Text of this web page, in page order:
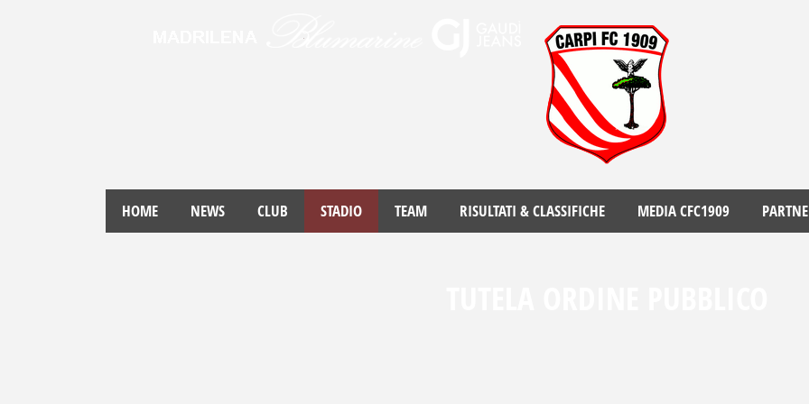
HOME NEWS CLUB STADIO TEAM RISULTATI & CLASSIFICHE MEDIA CFC1909